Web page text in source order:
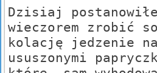
Dzisiaj
wieczorem zrobić
kolację jedzenie
ususzonymi